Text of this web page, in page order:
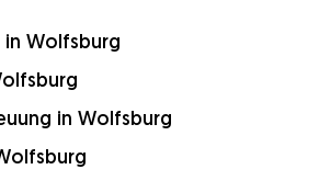
Wolfsburg
in Wolfsburg